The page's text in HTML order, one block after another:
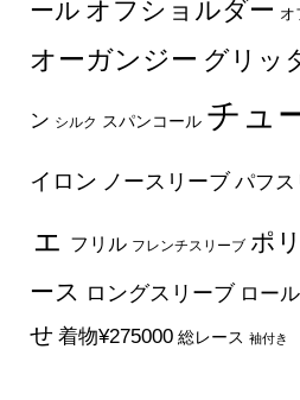
ール オフショルダー オ
オーガンジー グリッ
ン シルク スパンコール チュ
イロン ノースリーブ パフ
ェ フリル フレンチスリーブ ポ
ース ロングスリーブ ロー
せ 着物¥275000 総レース 袖付き